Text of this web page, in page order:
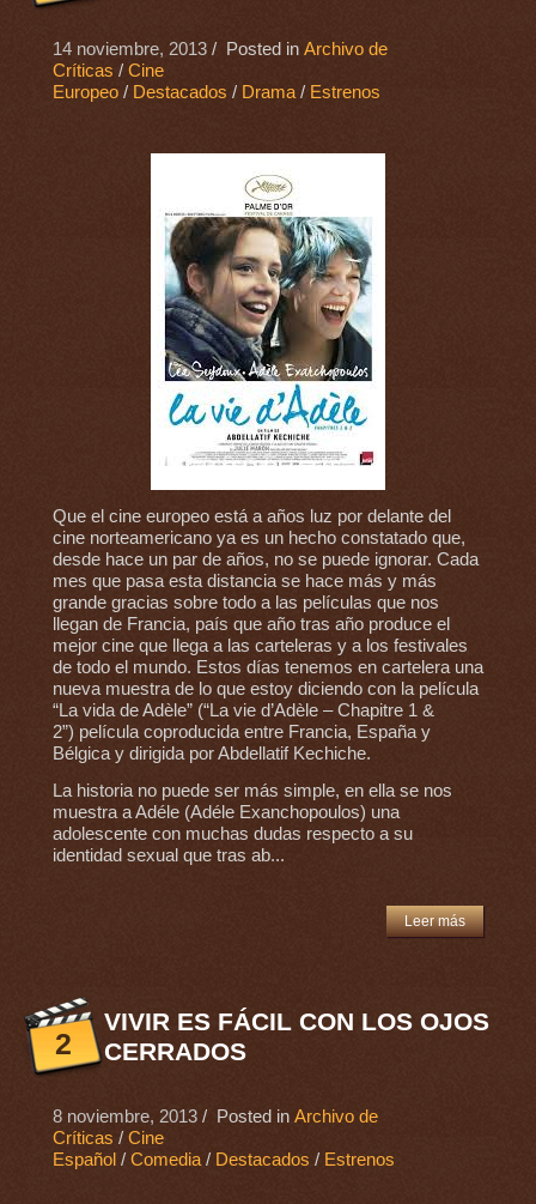
14 noviembre, 2013/ Posted in Archivo de
Críticas / Cine
Europeo/ Destacados / Drama/ Estrenos
Que el cine europeo está a años luz por delante del
cine norteamericano ya es un hecho constatado que,
desde hace un par de años, no se puede ignorar. Cada
mes que pasa esta distancia se hace más y más
grande gracias sobre todo a las películas que nos
llegan de Francia, país que año tras año produce el
mejor cine que llega a las carteleras y a los festivales
de todo el mundo. Estos días tenemos en cartelera una
nueva muestra de lo que estoy diciendo con la película
“La vida de Adèle” (“La vie d’Adèle – Chapitre 1 &
2”) película coproducida entre Francia, España y
Bélgica y dirigida por Abdellatif Kechiche.
La historia no puede ser más simple, en ella se nos
muestra a Adéle (Adéle Exanchopoulos) una
adolescente con muchas dudas respecto a su
identidad sexual que tras ab...
Leer más
2
VIVIR ES FÁCIL CON LOS OJOS
CERRADOS
8 noviembre, 2013/ Posted in Archivo de
Críticas / Cine
Español / Comedia/ Destacados / Estrenos